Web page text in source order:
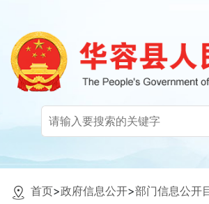
首页>政府信息公开>部门信息公开